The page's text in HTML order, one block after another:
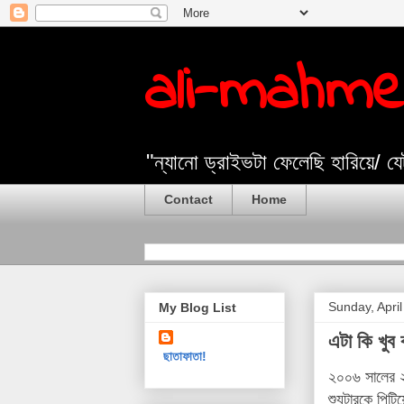
ali-
"ন্যানো ড্রাইভটা ফেলেছি হারিয়ে/
Contact Home
Sunday,
এটা কি খুব
২০০৬ সালের
শ্যুটারকে
My Blog List
ছাতাফাতা!